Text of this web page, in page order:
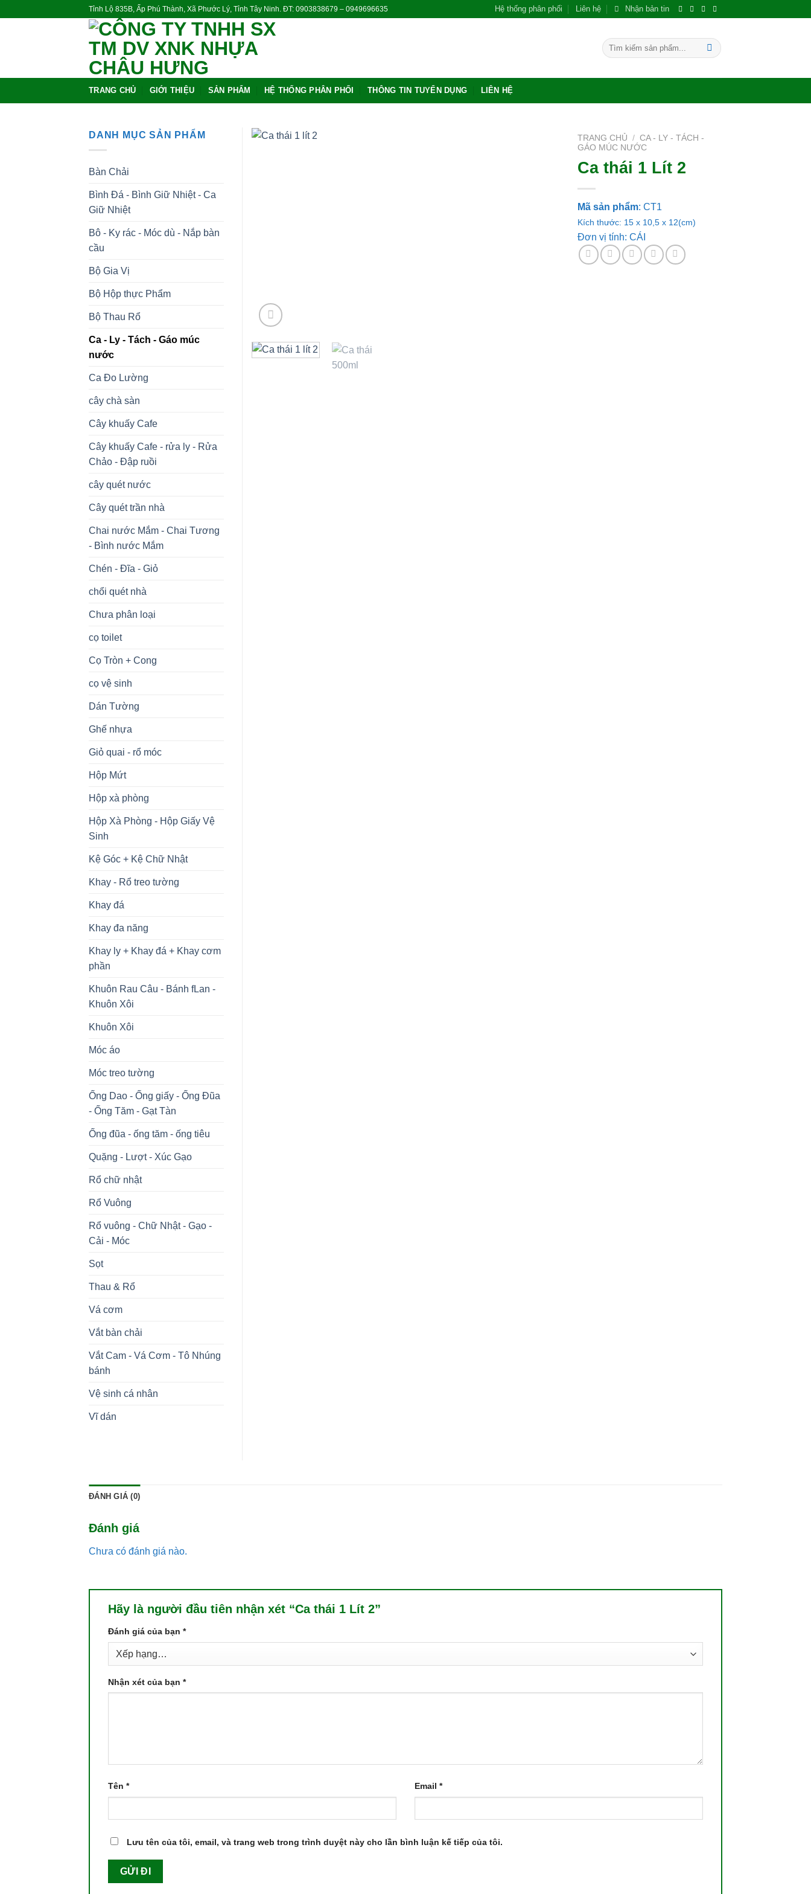
Tỉnh Lộ 835B, Ấp Phú Thành, Xã Phước Lý, Tỉnh Tây Ninh. ĐT: 0903838679 – 0949696635 Hệ thống phân phối Liên hệ Nhận bản tin
Tìm
kiếm:
TRANG CHỦ GIỚI THIỆU SẢN PHẨM HỆ THỐNG PHÂN PHỐI THÔNG TIN TUYỂN DỤNG LIÊN HỆ
TRANG CHỦ / CA - LY - TÁCH -
GÁO MÚC NƯỚC
Ca thái 1 Lít 2
Mã sản phẩm: CT1
Kích thước: 15 x 10,5 x 12(cm)
Đơn vị tính: CÁI
DANH MỤC SẢN PHẨM
Bàn Chải
Bình Đá - Bình Giữ Nhiệt - Ca
Giữ Nhiệt
Bô - Ky rác - Móc dù - Nắp bàn
cầu
Bộ Gia Vị
Bộ Hộp thực Phẩm
Bộ Thau Rổ
Ca - Ly - Tách - Gáo múc
nước
Ca Đo Lường
cây chà sàn
Cây khuấy Cafe
Cây khuấy Cafe - rửa ly - Rửa
Chảo - Đập ruồi
cây quét nước
Cây quét trần nhà
Chai nước Mắm - Chai Tương
- Bình nước Mắm
Chén - Đĩa - Giỏ
chổi quét nhà
Chưa phân loại
cọ toilet
Cọ Tròn + Cong
cọ vệ sinh
Dán Tường
Ghế nhựa
Giỏ quai - rổ móc
Hộp Mứt
Hộp xà phòng
Hộp Xà Phòng - Hộp Giấy Vệ
Sinh
Kệ Góc + Kệ Chữ Nhật
Khay - Rổ treo tường
Khay đá
Khay đa năng
Khay ly + Khay đá + Khay cơm
phần
Khuôn Rau Câu - Bánh fLan -
Khuôn Xôi
Khuôn Xôi
Móc áo
Móc treo tường
Ống Dao - Ống giấy - Ống Đũa
- Ống Tăm - Gạt Tàn
Ống đũa - ống tăm - ống tiêu
Quặng - Lượt - Xúc Gạo
Rổ chữ nhật
Rổ Vuông
Rổ vuông - Chữ Nhật - Gạo -
Cải - Móc
Sọt
Thau & Rổ
Vá cơm
Vắt bàn chải
Vắt Cam - Vá Cơm - Tô Nhúng
bánh
Vệ sinh cá nhân
Vĩ dán
ĐÁNH GIÁ (0)
Đánh giá
Chưa có đánh giá nào.
Hãy là người đầu tiên nhận xét “Ca thái 1 Lít 2”
Đánh giá của bạn *
Nhận xét của bạn *
Tên * Email *
Lưu tên của tôi, email, và trang web trong trình duyệt này cho lần bình luận kế tiếp của tôi.